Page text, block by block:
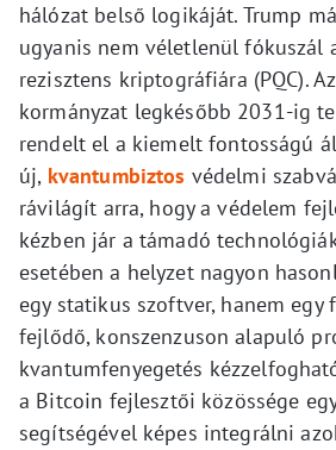
hálózat belső logikáját. Trump
ugyanis nem véletlenül fókuszál
rezisztens kriptográfiára (PQC).
kormányzat legkésőbb 2031-ig
rendelt el a kiemelt fontosságú
új, kvantumbiztos védelmi
rávilágít arra, hogy a védelem
kézben jár a támadó
esetében a helyzet nagyon
egy statikus szoftver, hanem egy
fejlődő, konszenzuson alapuló
kvantumfenyegetés
a Bitcoin fejlesztői közössége
segítségével képes integrálni